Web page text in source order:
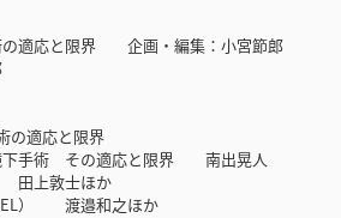
の適応と限界 企画・編集：小宮節郎
の適応と限界
下手術 その適応と限界 南出晃人
田上敦士ほか
） 渡邉和之ほか